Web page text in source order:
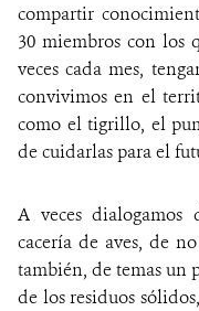
compartir
30 miembros con los
veces cada mes,
convivimos en el
como el tigrillo, el
de cuidarlas para el
A veces dialogamos
cacería de aves, de
también, de temas un
de los residuos